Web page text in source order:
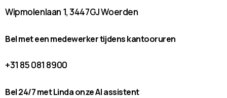
Wipmolenlaan 1, 3447GJ Woerden
Bel met een medewerker tijdens kantooruren
+31 85 081 8900
Bel 24/7 met Linda onze AI assistent